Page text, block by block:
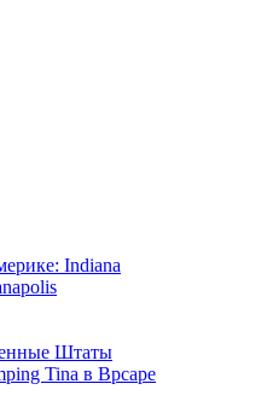
Indiana
Штаты
Tina в Врсаре